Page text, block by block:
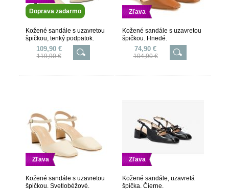
Doprava zadarmo
Kožené sandále s uzavretou
špičkou, tenký podpätok.
Slonovinové.
109,90 €
119,90 €
Zľava
Kožené sandále s uzavretou
špičkou. Hnedé.
74,90 €
104,90 €
Zľava
Kožené sandále s uzavretou
špičkou. Svetlobéžové.
Zľava
Kožené sandále, uzavretá
špička. Čierne.